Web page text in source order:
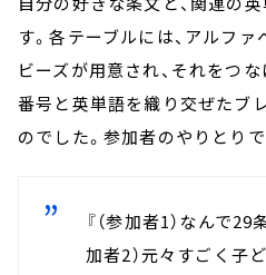
す。各テーブルには、アルフ
ビーズが用意され、それをつ
番号と英単語を織り交ぜたブ
のでした。参加者のやりとりで
『（参加者1）なんで
加者2）元々すごく子